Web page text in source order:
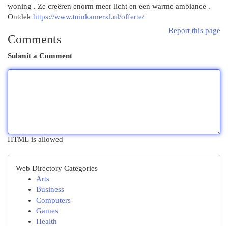
woning . Ze creëren enorm meer licht en een warme ambiance .
Ontdek https://www.tuinkamerxl.nl/offerte/
Report this page
Comments
Submit a Comment
HTML is allowed
Web Directory Categories
Arts
Business
Computers
Games
Health